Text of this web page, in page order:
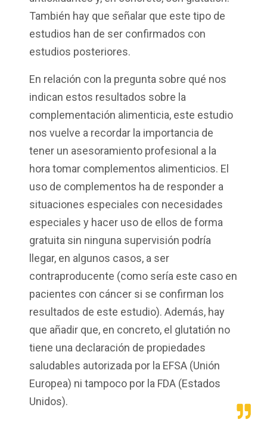
También hay que señalar que este tipo de
estudios han de ser confirmados con
estudios posteriores.
En relación con la pregunta sobre qué nos
indican estos resultados sobre la
complementación alimenticia, este estudio
nos vuelve a recordar la importancia de
tener un asesoramiento profesional a la
hora tomar complementos alimenticios. El
uso de complementos ha de responder a
situaciones especiales con necesidades
especiales y hacer uso de ellos de forma
gratuita sin ninguna supervisión podría
llegar, en algunos casos, a ser
contraproducente (como sería este caso en
pacientes con cáncer si se confirman los
resultados de este estudio). Además, hay
que añadir que, en concreto, el glutatión no
tiene una declaración de propiedades
saludables autorizada por la EFSA (Unión
Europea) ni tampoco por la FDA (Estados
Unidos).